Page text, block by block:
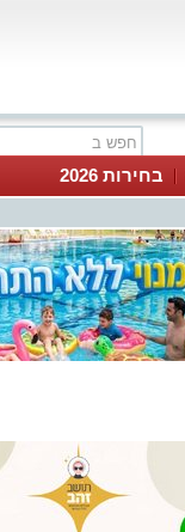
בחירות 2026